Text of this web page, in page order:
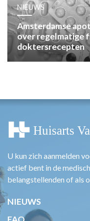
NIEUWS
Amsterdamse
over regelmatige
doktersrecepten
U kun zich aanmelden
actief bent in de
belangstellenden of als
NIEUWS